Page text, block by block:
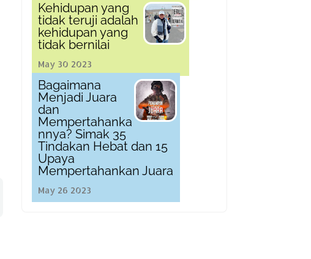
Kehidupan yang
tidak teruji adalah
kehidupan yang
tidak bernilai
May 30 2023
Bagaimana
Menjadi Juara
dan
Mempertahanka
nnya? Simak 35
Tindakan Hebat dan 15
Upaya
Mempertahankan Juara
May 26 2023